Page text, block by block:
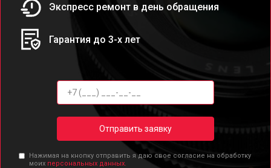
Экспресс ремонт в день обращения
Гарантия до 3-х лет
Отправить заявку
Нажимая на кнопку отправить я даю свое согласие на обработку
моих персональных данных.